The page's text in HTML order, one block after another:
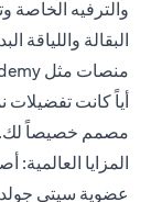
والترفيه
البقالة واللياقة
أياً كانت
مصمم خصيصاً لك.
المزايا
عضوية سيتي